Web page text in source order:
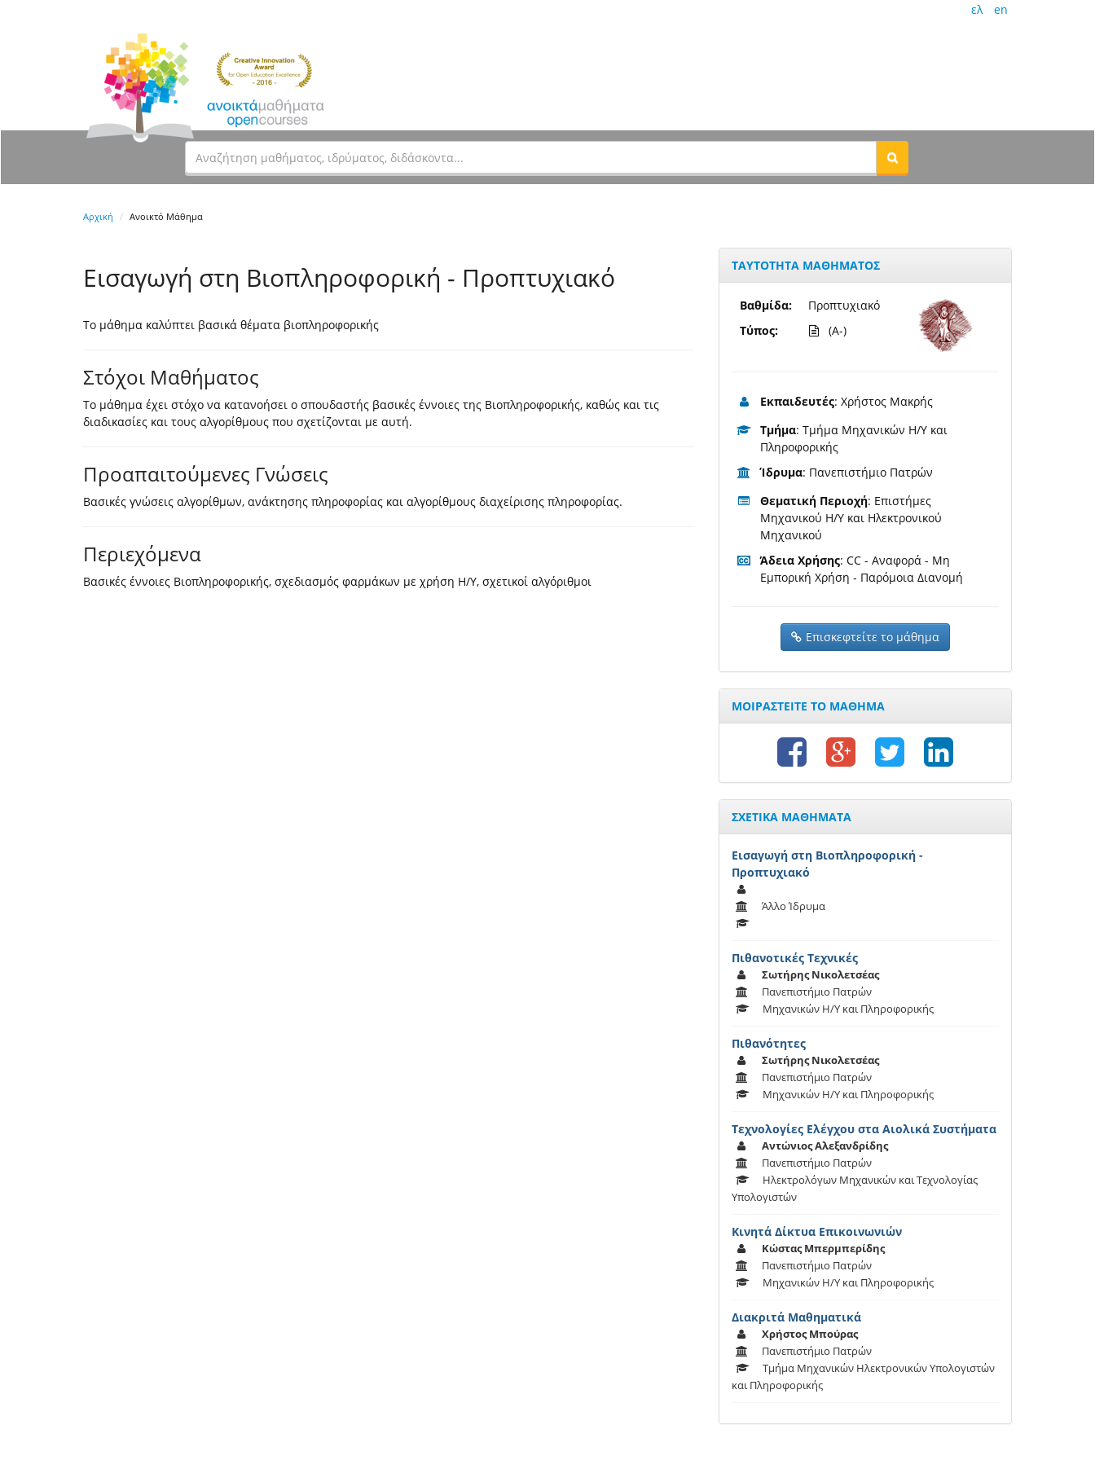
ελ en
Αρχική Ανοικτό Μάθημα
Εισαγωγή στη Βιοπληροφορική - Προπτυχιακό
Το μάθημα καλύπτει βασικά θέματα βιοπληροφορικής
Στόχοι Μαθήματος
Το μάθημα έχει στόχο να κατανοήσει ο σπουδαστής βασικές έννοιες της Βιοπληροφορικής, καθώς και τις
διαδικασίες και τους αλγορίθμους που σχετίζονται με αυτή.
Προαπαιτούμενες Γνώσεις
Βασικές γνώσεις αλγορίθμων, ανάκτησης πληροφορίας και αλγορίθμους διαχείρισης πληροφορίας.
Περιεχόμενα
Βασικές έννοιες Βιοπληροφορικής, σχεδιασμός φαρμάκων με χρήση Η/Υ, σχετικοί αλγόριθμοι
ΤΑΥΤΟΤΗΤΑ ΜΑΘΗΜΑΤΟΣ
Βαθμίδα:
Τύπος:
Προπτυχιακό
(A-)
Εκπαιδευτές: Χρήστος Μακρής
Τμήμα: Τμήμα Μηχανικών Η/Υ και
Πληροφορικής
Ίδρυμα: Πανεπιστήμιο Πατρών
Θεματική Περιοχή: Επιστήμες
Μηχανικού Η/Υ και Ηλεκτρονικού
Μηχανικού
Άδεια Χρήσης: CC - Αναφορά - Μη
Εμπορική Χρήση - Παρόμοια Διανομή
Επισκεφτείτε το μάθημα
ΜΟΙΡΑΣΤΕΙΤΕ ΤΟ ΜΑΘΗΜΑ
ΣΧΕΤΙΚΑ ΜΑΘΗΜΑΤΑ
Εισαγωγή στη Βιοπληροφορική -
Προπτυχιακό
Άλλο Ίδρυμα
Πιθανοτικές Τεχνικές
Σωτήρης Νικολετσέας
Πανεπιστήμιο Πατρών
Μηχανικών Η/Υ και Πληροφορικής
Πιθανότητες
Σωτήρης Νικολετσέας
Πανεπιστήμιο Πατρών
Μηχανικών Η/Υ και Πληροφορικής
Τεχνολογίες Ελέγχου στα Αιολικά Συστήματα
Αντώνιος Αλεξανδρίδης
Πανεπιστήμιο Πατρών
Ηλεκτρολόγων Μηχανικών και Τεχνολογίας
Υπολογιστών
Κινητά Δίκτυα Επικοινωνιών
Κώστας Μπερμπερίδης
Πανεπιστήμιο Πατρών
Μηχανικών Η/Υ και Πληροφορικής
Διακριτά Μαθηματικά
Χρήστος Μπούρας
Πανεπιστήμιο Πατρών
Τμήμα Μηχανικών Ηλεκτρονικών Υπολογιστών
και Πληροφορικής